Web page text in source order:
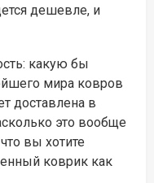
дешевле, и
какую бы
мира ковров
доставлена в
это вообще
вы хотите
коврик как